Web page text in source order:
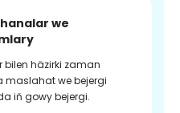
we
bilen häzirki zaman
we bejergi
iň gowy bejergi.